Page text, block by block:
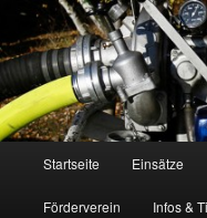
Zum
primären
Inhalt
springenFF Köln, LG
Freiwillige Feuerwehr Köln,
Startseite Einsätze
Förderverein Infos &